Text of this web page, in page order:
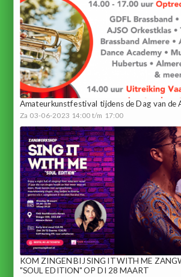
Amateurkunstfestival tijdens de Dag van de
Za 03-06-2023 14:00 t/m 17:00
KOM ZINGEN BIJ SING IT WITH ME
"SOUL EDITION" OP DI 28 MAART